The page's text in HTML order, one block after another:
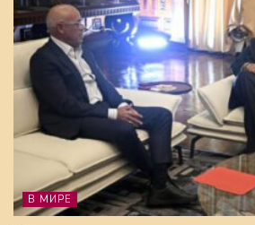
В МИРЕ